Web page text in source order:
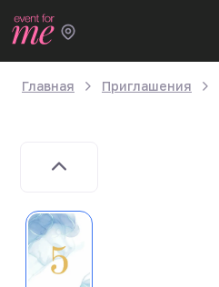
Главная Приглашения